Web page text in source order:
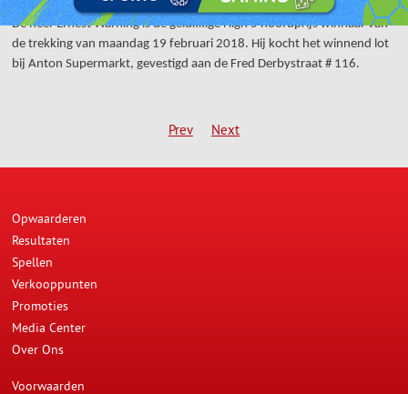
De heer Ernest Warning is de gelukkige High 5 hoofdprijs winnaar van
de trekking van maandag 19 februari 2018. Hij kocht het winnend lot
bij Anton Supermarkt, gevestigd aan de Fred Derbystraat # 116.
Prev Next
Opwaarderen
Resultaten
Spellen
Verkooppunten
Promoties
Media Center
Over Ons
Voorwaarden